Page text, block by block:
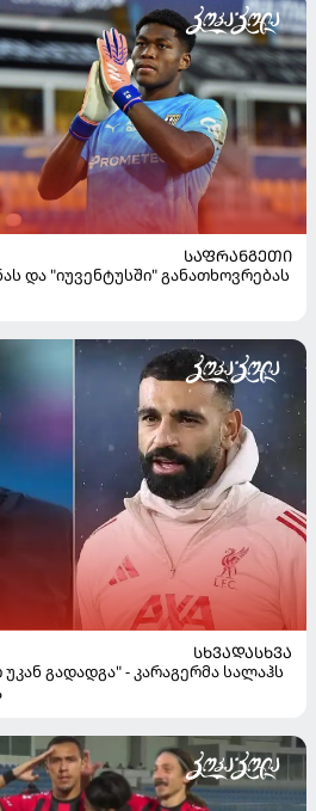
ᲡᲐᲤᲠᲐᲜᲒᲔᲗᲘ
და "იუვენტუსში" განათხოვრებას
ᲡᲮᲕᲐᲓᲐᲡᲮᲕᲐ
უკან გადადგა" - კარაგერმა სალაჰს